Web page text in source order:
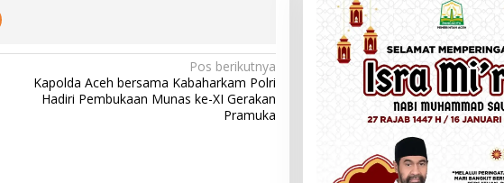
Pos berikutnya
Kapolda Aceh bersama Kabaharkam Polri
Hadiri Pembukaan Munas ke-XI Gerakan
Pramuka